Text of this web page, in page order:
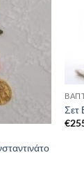
Σετ
€